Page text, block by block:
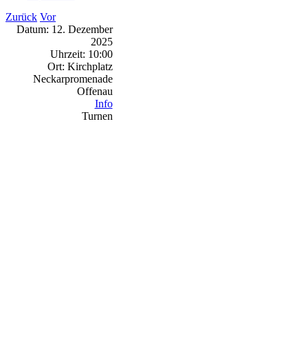
Zurück Vor
Datum: 12. Dezember
2025
Uhrzeit: 10:00
Ort: Kirchplatz
Neckarpromenade
Offenau
Info
Turnen